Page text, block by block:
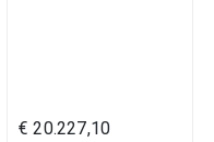
€ 20.227,10